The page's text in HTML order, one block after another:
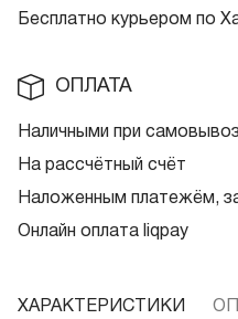
Бесплатно курьером по
ОПЛАТА
Наличными при
На рассчётный счёт
Наложенным платежём,
Онлайн оплата liqpay
ХАРАКТЕРИСТИКИ